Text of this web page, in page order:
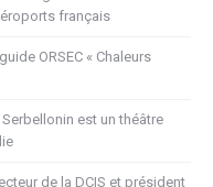
français
ORSEC « Chaleurs
est un théâtre
de la DCIS et président